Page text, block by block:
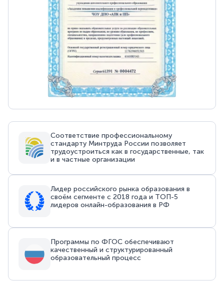
Соответствие профессиональному
стандарту Минтруда России позволяет
трудоустроиться как в государственные, так
и в частные организации
Лидер российского рынка образования в
своём сегменте с 2018 года и ТОП-5
лидеров онлайн-образования в РФ
Программы по ФГОС обеспечивают
качественный и структурированный
образовательный процесс